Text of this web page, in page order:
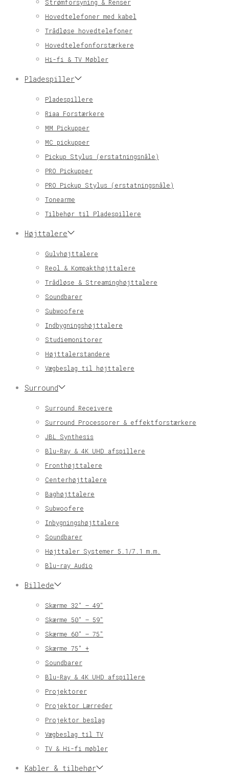
Strømforsyning & Renser
Hovedtelefoner med kabel
Trådløse hovedtelefoner
Hovedtelefonforstærkere
Hi-fi & TV Møbler
Pladespiller
Pladespillere
Riaa Forstærkere
MM Pickupper
MC pickupper
Pickup Stylus (erstatningsnåle)
PRO Pickupper
PRO Pickup Stylus (erstatningsnåle)
Tonearme
Tilbehør til Pladespillere
Højttalere
Gulvhøjttalere
Reol & Kompakthøjttalere
Trådløse & Streaminghøjttalere
Soundbarer
Subwoofere
Indbygningshøjttalere
Studiemonitorer
Højttalerstandere
Vægbeslag til højttalere
Surround
Surround Receivere
Surround Processorer & effektforstærkere
JBL Synthesis
Blu-Ray & 4K UHD afspillere
Fronthøjttalere
Centerhøjttalere
Baghøjttalere
Subwoofere
Inbygningshøjttalere
Soundbarer
Højttaler Systemer 5.1/7.1 m.m.
Blu-ray Audio
Billede
Skærme 32″ – 49″
Skærme 50″ – 59″
Skærme 60″ – 75″
Skærme 75″ +
Soundbarer
Blu-Ray & 4K UHD afspillere
Projektorer
Projektor Lærreder
Projektor beslag
Vægbeslag til TV
TV & Hi-fi møbler
Kabler & tilbehør